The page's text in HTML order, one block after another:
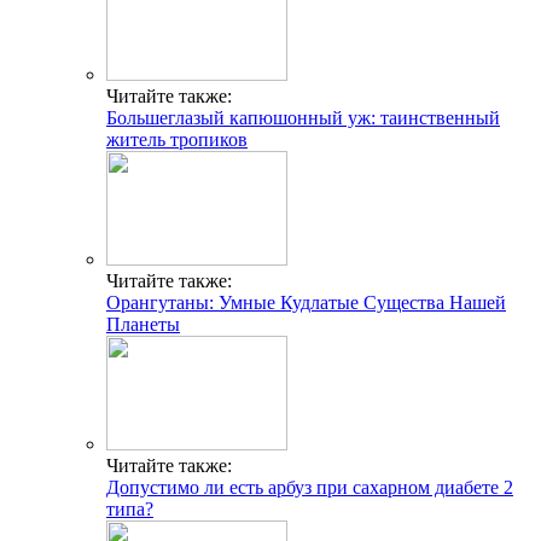
Читайте также:
Большеглазый капюшонный уж: таинственный
житель тропиков
Читайте также:
Орангутаны: Умные Кудлатые Существа Нашей
Планеты
Читайте также:
Допустимо ли есть арбуз при сахарном диабете 2
типа?